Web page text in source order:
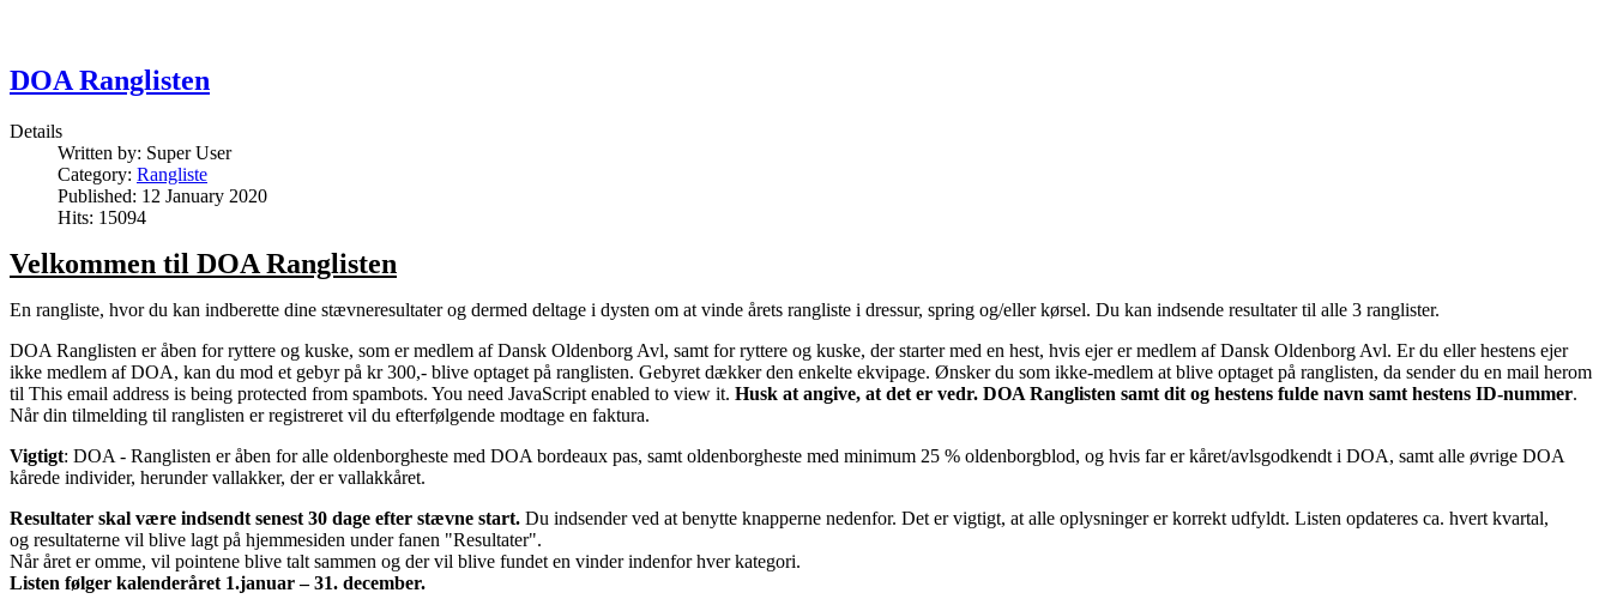
DOA Ranglisten
Details
Written by: Super User
Category: Rangliste
Published: 12 January 2020
Hits: 15094
Velkommen til DOA Ranglisten
En rangliste, hvor du kan indberette dine stævneresultater og dermed deltage i dysten om at vinde årets rangliste i dressur, spring og/eller kørsel. Du kan indsende resultater til alle 3 ranglister.
DOA Ranglisten er åben for ryttere og kuske, som er medlem af Dansk Oldenborg Avl, samt for ryttere og kuske, der starter med en hest, hvis ejer er medlem af Dansk Oldenborg Avl. Er du eller hestens ejer
ikke medlem af DOA, kan du mod et gebyr på kr 300,- blive optaget på ranglisten. Gebyret dækker den enkelte ekvipage. Ønsker du som ikke-medlem at blive optaget på ranglisten, da sender du en mail herom
til This email address is being protected from spambots. You need JavaScript enabled to view it. Husk at angive, at det er vedr. DOA Ranglisten samt dit og hestens fulde navn samt hestens ID-nummer.
Når din tilmelding til ranglisten er registreret vil du efterfølgende modtage en faktura.
Vigtigt: DOA - Ranglisten er åben for alle oldenborgheste med DOA bordeaux pas, samt oldenborgheste med minimum 25 % oldenborgblod, og hvis far er kåret/avlsgodkendt i DOA, samt alle øvrige DOA
kårede individer, herunder vallakker, der er vallakkåret.
Resultater skal være indsendt senest 30 dage efter stævne start. Du indsender ved at benytte knapperne nedenfor. Det er vigtigt, at alle oplysninger er korrekt udfyldt. Listen opdateres ca. hvert kvartal,
og resultaterne vil blive lagt på hjemmesiden under fanen "Resultater".
Når året er omme, vil pointene blive talt sammen og der vil blive fundet en vinder indenfor hver kategori.
Listen følger kalenderåret 1.januar – 31. december.